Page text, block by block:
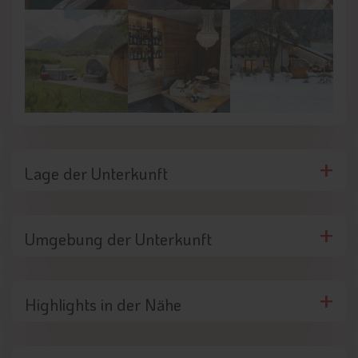
Lage der Unterkunft
Umgebung der Unterkunft
Highlights in der Nähe